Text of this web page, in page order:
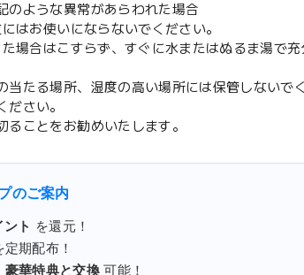
のような異常があらわれた場合
はお使いにならないでください。
場合はこすらず、すぐに水またはぬるま湯で充
当たる場所、湿度の高い場所には保管しないで
ださい。
ることをお勧めいたします。
のご案内
ント
を還元！
定期配布！
豪華特典と交換 可能！